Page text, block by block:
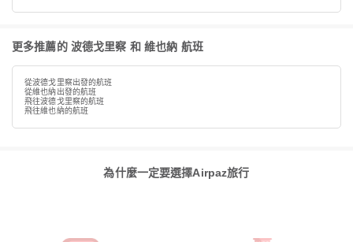
更多推薦的 波德戈里察 和 維也納 航班
從波德戈里察出發的航班
從維也納出發的航班
飛往波德戈里察的航班
飛往維也納的航班
為什麼一定要選擇Airpaz旅行